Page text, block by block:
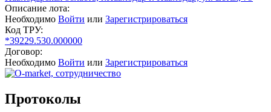
Описание лота:
Необходимо Войти или Зарегистрироваться
Код ТРУ:
*39229.530.000000
Договор:
Необходимо Войти или Зарегистрироваться
Протоколы